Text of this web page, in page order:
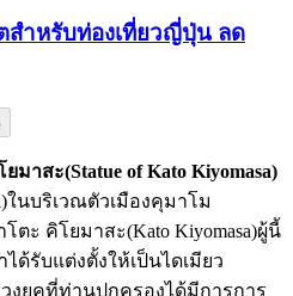
สำหรับท่องเที่ยวญี่ปุ่น ลด
ยมาสะ(Statue of Kato Kiyomasa)
นบริเวณตัวเมืองคุมาโม
ตะ คิโยมาสะ(Kato Kiyomasa)ผู้นี้
ด้รับแต่งตั้งให้เป็นไดเมียว
งยุคที่ท่านปกครองได้มีการการ